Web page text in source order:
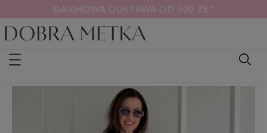
DARMOWA DOSTAWA OD 500 ZŁ*